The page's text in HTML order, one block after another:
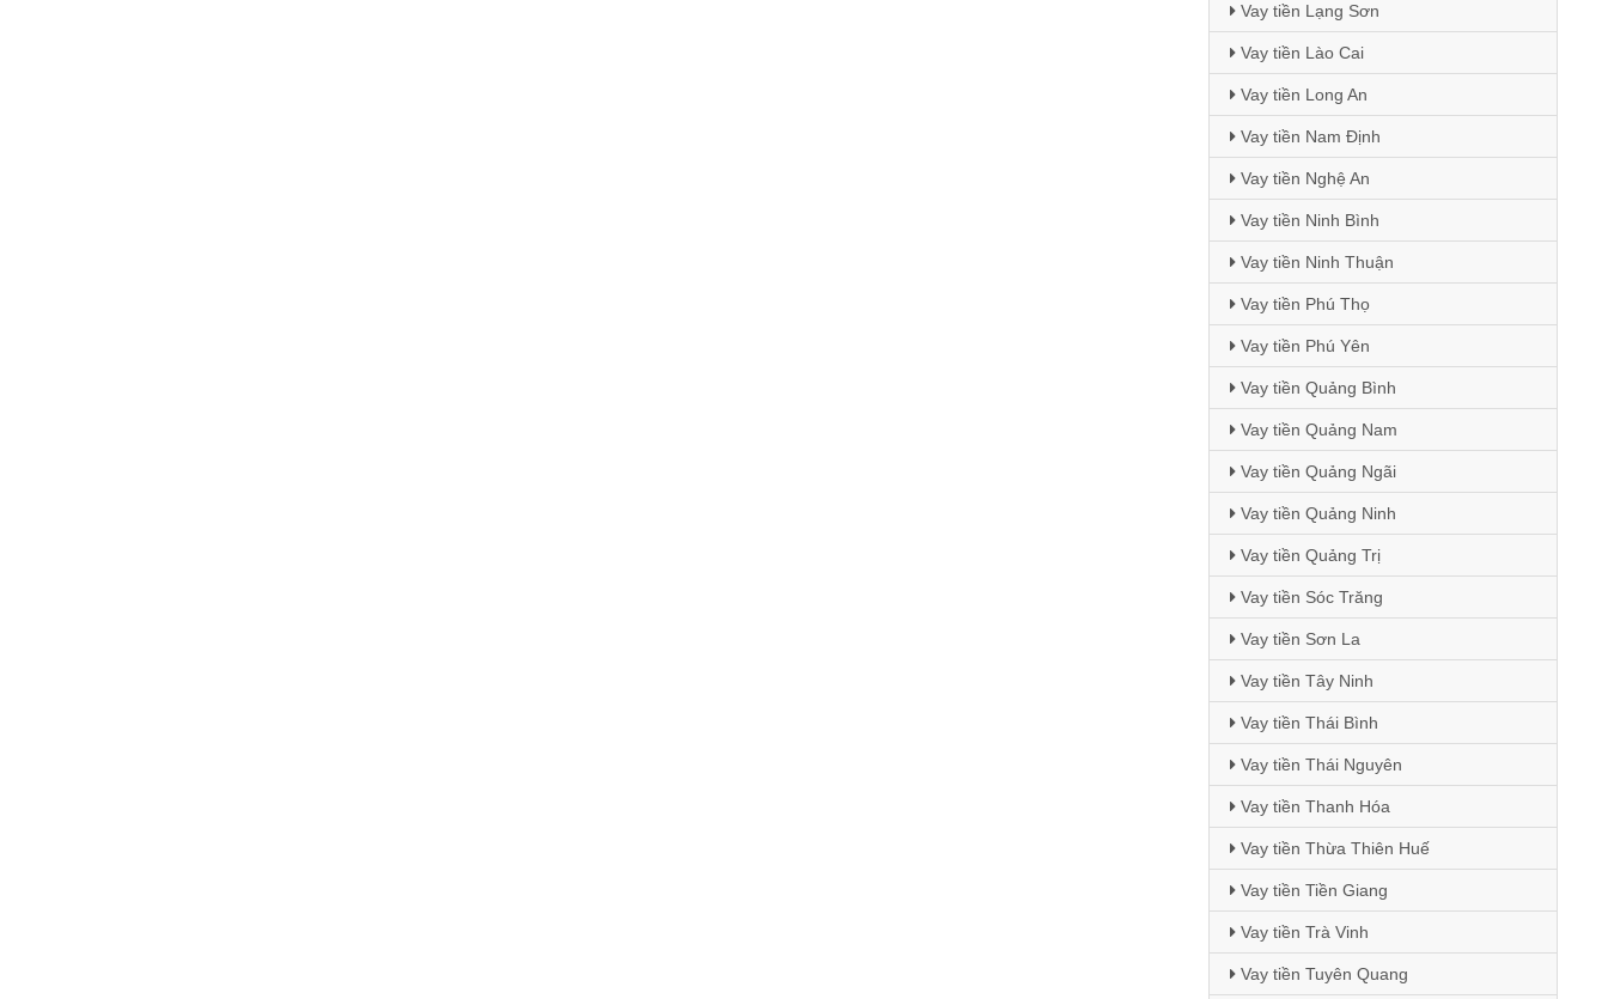
Vay tiền Lạng Sơn
Vay tiền Lào Cai
Vay tiền Long An
Vay tiền Nam Định
Vay tiền Nghệ An
Vay tiền Ninh Bình
Vay tiền Ninh Thuận
Vay tiền Phú Thọ
Vay tiền Phú Yên
Vay tiền Quảng Bình
Vay tiền Quảng Nam
Vay tiền Quảng Ngãi
Vay tiền Quảng Ninh
Vay tiền Quảng Trị
Vay tiền Sóc Trăng
Vay tiền Sơn La
Vay tiền Tây Ninh
Vay tiền Thái Bình
Vay tiền Thái Nguyên
Vay tiền Thanh Hóa
Vay tiền Thừa Thiên Huế
Vay tiền Tiền Giang
Vay tiền Trà Vinh
Vay tiền Tuyên Quang